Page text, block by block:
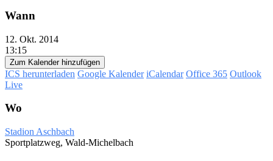
Wann
12. Okt. 2014
13:15
Zum Kalender hinzufügen
ICS herunterladen Google Kalender iCalendar Office 365 Outlook
Live
Wo
Stadion Aschbach
Sportplatzweg, Wald-Michelbach